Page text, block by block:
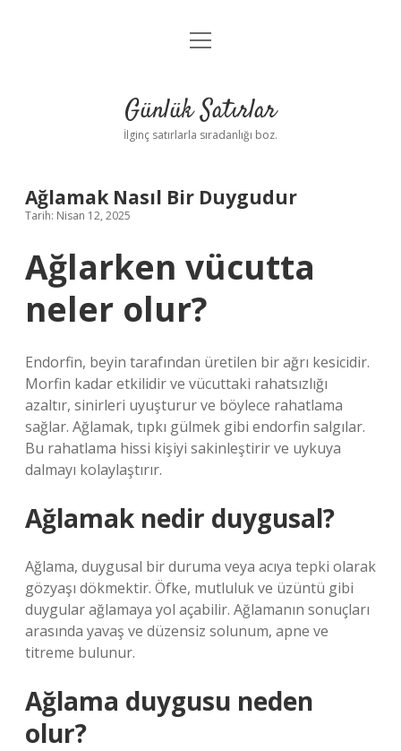
Anasayfa
Yasal Uyarı
menüyü
Günlük Satırlar
İlginç satırlarla sıradanlığı boz.
Ağlamak Nasıl Bir Duygudur
Tarih: Nisan 12, 2025
Ağlarken vücutta
neler olur?
Endorfin, beyin tarafından üretilen bir ağrı kesicidir.
Morfin kadar etkilidir ve vücuttaki rahatsızlığı
azaltır, sinirleri uyuşturur ve böylece rahatlama
sağlar. Ağlamak, tıpkı gülmek gibi endorfin salgılar.
Bu rahatlama hissi kişiyi sakinleştirir ve uykuya
dalmayı kolaylaştırır.
Ağlamak nedir duygusal?
Ağlama, duygusal bir duruma veya acıya tepki olarak
gözyaşı dökmektir. Öfke, mutluluk ve üzüntü gibi
duygular ağlamaya yol açabilir. Ağlamanın sonuçları
arasında yavaş ve düzensiz solunum, apne ve
titreme bulunur.
Ağlama duygusu neden
olur?